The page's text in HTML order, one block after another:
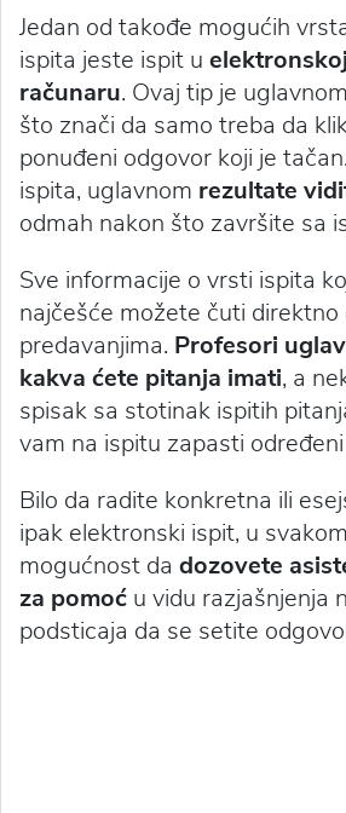
Jedan od takođe mogućih
ispita jeste ispit u
računaru. Ovaj tip je
što znači da samo treba da
ponuđeni odgovor koji je
ispita, uglavnom rezultate
odmah nakon što završite sa
Sve informacije o vrsti ispita
najčešće možete čuti direktno
predavanjima. Profesori
kakva ćete pitanja imati, a
spisak sa stotinak ispitih
vam na ispitu zapasti
Bilo da radite konkretna ili
ipak elektronski ispit, u
mogućnost da dozovete
za pomoć u vidu razjašnjenja
podsticaja da se setite